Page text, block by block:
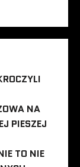
NA
PIESZEJ
TO NIE